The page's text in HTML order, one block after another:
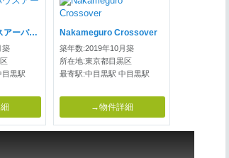
ザ・パークハウスアーバンス中目黒
築
目黒駅
Nakameguro Crossover
築年数:2019年10月築
所在地:東京都目黒区
最寄駅:中目黒駅 中目黒駅
→物件詳細